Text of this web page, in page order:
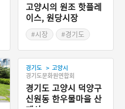
고양시의 원조 핫플레
이스, 원당시장
#시장
#경기도
경기도 > 고양시
경기도문화원연합회
경기도 고양시 덕양구
신원동 한우물마을 산